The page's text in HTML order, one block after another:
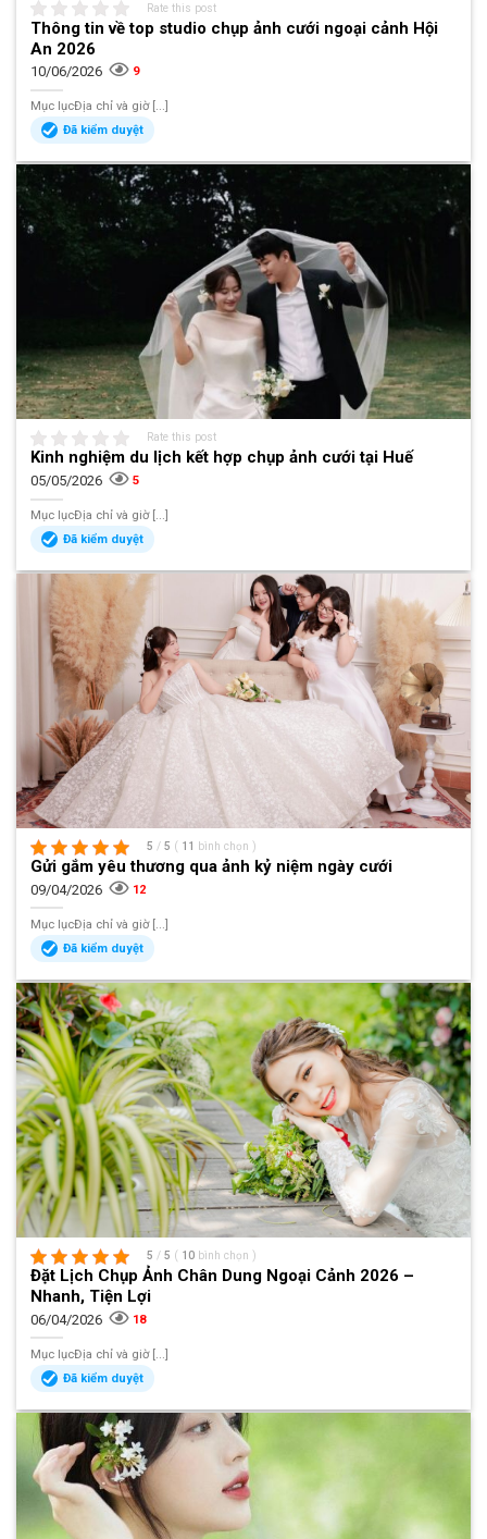
Rate this post
Thông tin về top studio chụp ảnh cưới ngoại cảnh Hội
An 2026
10/06/2026 9
Mục lụcĐịa chỉ và giờ [...]
Đã kiểm duyệt
Rate this post
Kinh nghiệm du lịch kết hợp chụp ảnh cưới tại Huế
05/05/2026 5
Mục lụcĐịa chỉ và giờ [...]
Đã kiểm duyệt
5 / 5 ( 11 bình chọn )
Gửi gắm yêu thương qua ảnh kỷ niệm ngày cưới
09/04/2026 12
Mục lụcĐịa chỉ và giờ [...]
Đã kiểm duyệt
5 / 5 ( 10 bình chọn )
Đặt Lịch Chụp Ảnh Chân Dung Ngoại Cảnh 2026 –
Nhanh, Tiện Lợi
06/04/2026 18
Mục lụcĐịa chỉ và giờ [...]
Đã kiểm duyệt